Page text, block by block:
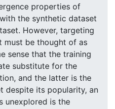
properties of
the synthetic dataset
However, targeting
must be thought of as
sense that the training
substitute for the
and the latter is the
despite its popularity, an
unexplored is the